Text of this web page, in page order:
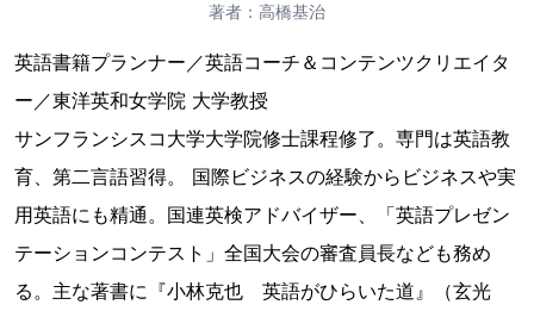
著者：高橋基治
英語書籍プランナー／英語コーチ＆コンテンツクリエイタ
ー／東洋英和女学院 大学教授
サンフランシスコ大学大学院修士課程修了。専門は英語教
育、第二言語習得。 国際ビジネスの経験からビジネスや実
用英語にも精通。国連英検アドバイザー、「英語プレゼン
テーションコンテスト」全国大会の審査員長なども務め
る。主な著書に『小林克也 英語がひらいた道』（玄光